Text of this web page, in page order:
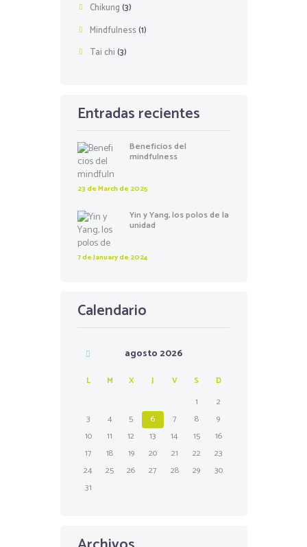
Chikung(3)
Mindfulness(1)
Tai chi(3)
Entradas recientes
Beneficios del
mindfulness
23 de March de 2025
Yin y Yang, los polos de la
unidad
7 de January de 2024
Calendario
agosto 2026
L M X J V S D
1
2
3
4 5 6 7 8
9
10
11 12 13 14 15
16
17
18 19 20 21 22
23
24
25 26 27 28 29
30
31